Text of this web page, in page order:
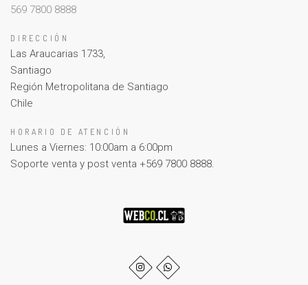
569 7800 8888
DIRECCIÓN
Las Araucarias 1733,
Santiago
Región Metropolitana de Santiago
Chile
HORARIO DE ATENCIÓN
Lunes a Viernes: 10:00am a 6:00pm
Soporte venta y post venta +569 7800 8888.